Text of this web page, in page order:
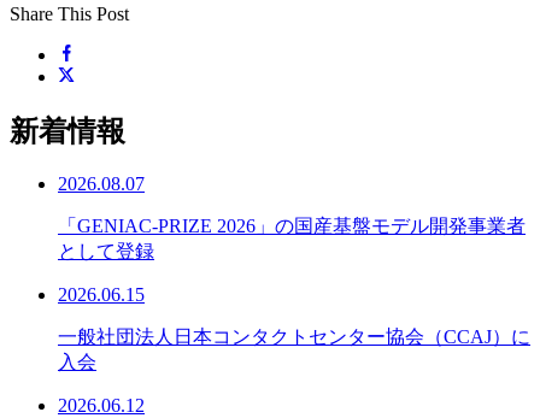
Share This Post
新着情報
2026.08.07
「GENIAC-PRIZE 2026」の国産基盤モデル開発事業者
として登録
2026.06.15
一般社団法人日本コンタクトセンター協会（CCAJ）に
入会
2026.06.12